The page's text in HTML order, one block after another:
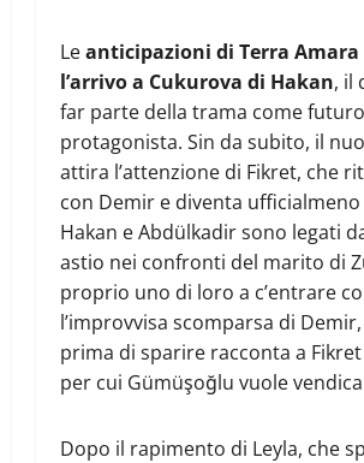
Leanticipazioni di Terra Amara
l’arrivo a Cukurova di Hakan, il
far parte della trama come futuro
protagonista. Sin da subito, il
attira l’attenzione di Fikret, che
con Demir e diventa ufficialmeno
Hakan e Abdülkadir sono legati
astio nei confronti del marito di
proprio uno di loro a c’entrare
l’improvvisa scomparsa di
prima di sparire racconta a
per cui Gümüşoğlu vuole
Dopo il rapimento di Leyla, che